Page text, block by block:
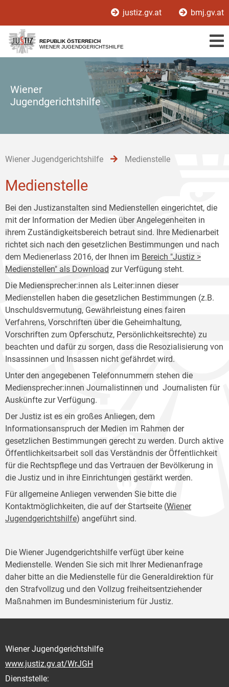
[1]
[2]
[3]
justiz.gv.at bmj.gv.at
REPUBLIK ÖSTERREICH
WIENER JUGENDGERICHTSHILFE
Wiener
Jugendgerichtshilfe
Wiener Jugendgerichtshilfe Medienstelle
Medienstelle
Bei den Justizanstalten sind Medienstellen eingerichtet, die
mit der Information der Medien über Angelegenheiten in
ihrem Zuständigkeitsbereich betraut sind. Ihre Medienarbeit
richtet sich nach den gesetzlichen Bestimmungen und nach
dem Medienerlass 2016, der Ihnen im Bereich "Justiz >
Medienstellen" als Download zur Verfügung steht.
Die Mediensprecher:innen als Leiter:innen dieser
Medienstellen haben die gesetzlichen Bestimmungen (z.B.
Unschuldsvermutung, Gewährleistung eines fairen
Verfahrens, Vorschriften über die Geheimhaltung,
Vorschriften zum Opferschutz, Persönlichkeitsrechte) zu
beachten und dafür zu sorgen, dass die Resozialisierung von
Insassinnen und Insassen nicht gefährdet wird.
Unter den angegebenen Telefonnummern stehen die
Mediensprecher:innen Journalistinnen und Journalisten für
Auskünfte zur Verfügung.
Der Justiz ist es ein großes Anliegen, dem
Informationsanspruch der Medien im Rahmen der
gesetzlichen Bestimmungen gerecht zu werden. Durch aktive
Öffentlichkeitsarbeit soll das Verständnis der Öffentlichkeit
für die Rechtspflege und das Vertrauen der Bevölkerung in
die Justiz und in ihre Einrichtungen gestärkt werden.
Für allgemeine Anliegen verwenden Sie bitte die
Kontaktmöglichkeiten, die auf der Startseite (Wiener
Jugendgerichtshilfe) angeführt sind.
Die Wiener Jugendgerichtshilfe verfügt über keine
Medienstelle. Wenden Sie sich mit Ihrer Medienanfrage
daher bitte an die Medienstelle für die Generaldirektion für
den Strafvollzug und den Vollzug freiheitsentziehender
Maßnahmen im Bundesministerium für Justiz.
Wiener Jugendgerichtshilfe
www.justiz.gv.at/WrJGH
Dienststelle: